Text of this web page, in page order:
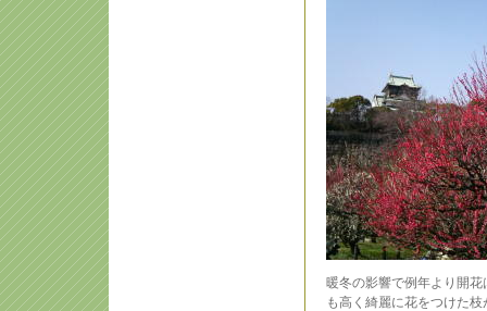
暖冬の影響で例年より開
も高く綺麗に花をつけた